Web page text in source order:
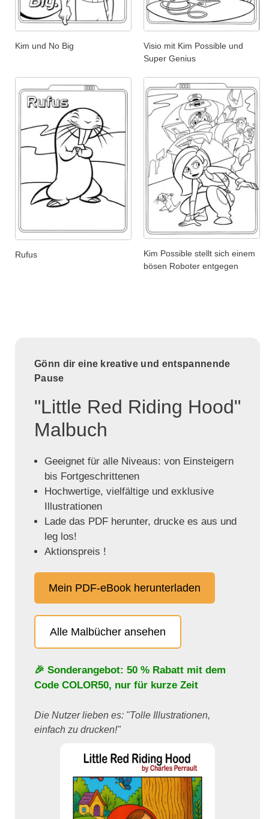
Kim und No Big
Visio mit Kim Possible und
Super Genius
Rufus
Kim Possible stellt sich einem
bösen Roboter entgegen
Gönn dir eine kreative und entspannende
Pause
"Little Red Riding Hood"
Malbuch
Geeignet für alle Niveaus: von Einsteigern
bis Fortgeschrittenen
Hochwertige, vielfältige und exklusive
Illustrationen
Lade das PDF herunter, drucke es aus und
leg los!
Aktionspreis !
Mein PDF-eBook herunterladen
Alle Malbücher ansehen
🎉 Sonderangebot: 50 % Rabatt mit dem
Code COLOR50, nur für kurze Zeit
Die Nutzer lieben es: "Tolle Illustrationen,
einfach zu drucken!"